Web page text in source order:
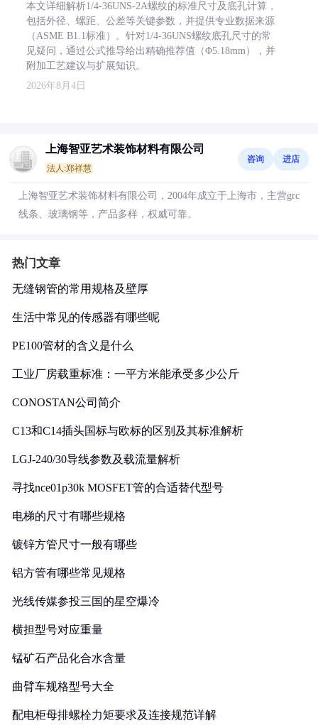
本文详细解析1/4-36UNS-2A螺纹的标准尺寸及底孔计算，
包括外径、螺距、公差等关键参数，并提供专业数据来源
（ASME B1.1标准）。针对1/4-36UNS螺纹底孔尺寸的常
见疑问，通过公式推导给出精确推荐值（Φ5.18mm），并
附加工艺建议与扩展知识。
2026年8月4日
上海智亚艺术装饰材料有限公司
法人:郑祥慧
咨询 进店
上海智亚艺术装饰材料有限公司，2004年成立于上海市，主营grc
线条、玻璃钢等，产品多样，权威可靠。
热门文章
无缝钢管的常用规格及壁厚
生活中常见的传感器有哪些呢
PE100管材的含义是什么
工业厂房载重标准：一平方米能承受多少公斤
CONOSTAN公司简介
C13和C14插头国标与欧标的区别及其标准解析
LGJ-240/30导线参数及载流量解析
寻找nce01p30k MOSFET管的合适替代型号
电梯的尺寸有哪些规格
镀锌方管尺寸一般有哪些
铝方管有哪些常见规格
光线传媒参投三国的星空爆冷
横担型号对应重量
锰矿石产品化合水含量
曲臂车规格型号大全
配电柜母排螺栓力矩要求及连接规范详解